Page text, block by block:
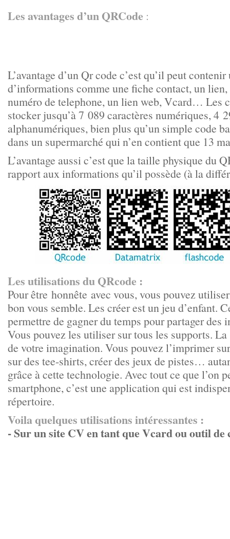
Les avantages d’un QRCode :
L’avantage d’un Qr code c’est qu’il peut
d’informations comme une fiche contact, un
numéro de telephone, un lien web, Vcard… Les
stocker jusqu’à 7 089 caractères numériques, 4
alphanumériques, bien plus qu’un simple code
dans un supermarché qui n’en contient que 13
L’avantage aussi c’est que la taille physique du
rapport aux informations qu’il possède (à la
Les utilisations du QRcode :
Pour être honnête avec vous, vous pouvez
bon vous semble. Les créer est un jeu d’enfant.
permettre de gagner du temps pour partager des
Vous pouvez les utiliser sur tous les supports.
de votre imagination. Vous pouvez l’imprimer
sur des tee-shirts, créer des jeux de pistes…
grâce à cette technologie. Avec tout ce que l’on
smartphone, c’est une application qui est
répertoire.
Voila quelques utilisations intéressantes :
- Sur un site CV en tant que Vcard ou outil